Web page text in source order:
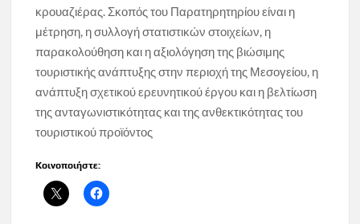
κρουαζιέρας. Σκοπός του Παρατηρητηρίου είναι η
μέτρηση, η συλλογή στατιστικών στοιχείων, η
παρακολούθηση και η αξιολόγηση της βιώσιμης
τουριστικής ανάπτυξης στην περιοχή της Μεσογείου, η
ανάπτυξη σχετικού ερευνητικού έργου και η βελτίωση
της ανταγωνιστικότητας και της ανθεκτικότητας του
τουριστικού προϊόντος
Κοινοποιήστε: